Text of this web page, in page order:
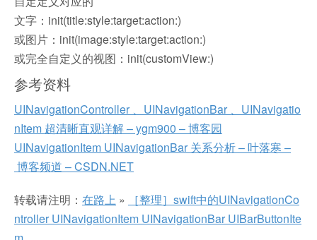
文字：init(title:style:target:action:)
或图片：init(image:style:target:action:)
或完全自定义的视图：init(customView:)
参考资料
UINavigationController 、UINavigationBar 、UINavigatio
nItem 超清晰直观详解 – ygm900 – 博客园
UINavigationItem UINavigationBar 关系分析 – 叶落寒 –
博客频道 – CSDN.NET
转载请注明： 在路上 »
［整理］swift中的UINavigationCo
ntroller UINavigationItem UINavigationBar UIBarButtonIte